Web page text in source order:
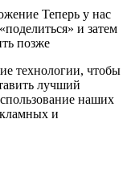
Теперь у нас
и затем
позже
технологии, чтобы
лучший
наших
и